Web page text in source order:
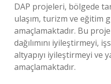
DAP projeleri, bölgede
ulaşım, turizm ve eğitim
amaçlamaktadır. Bu
dağılımını iyileştirmeyi,
altyapıyı iyileştirmeyi ve
amaçlamaktadır.